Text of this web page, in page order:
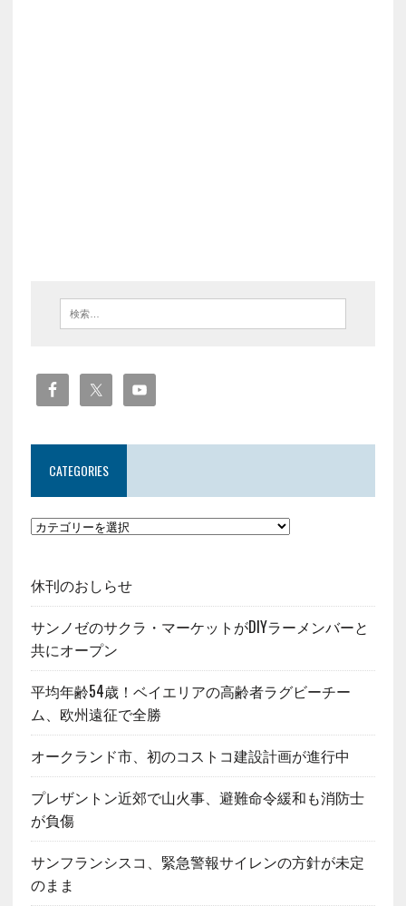
CATEGORIES
休刊のおしらせ
サンノゼのサクラ・マーケットがDIYラーメンバーと
共にオープン
平均年齢54歳！ベイエリアの高齢者ラグビーチー
ム、欧州遠征で全勝
オークランド市、初のコストコ建設計画が進行中
プレザントン近郊で山火事、避難命令緩和も消防士
が負傷
サンフランシスコ、緊急警報サイレンの方針が未定
のまま